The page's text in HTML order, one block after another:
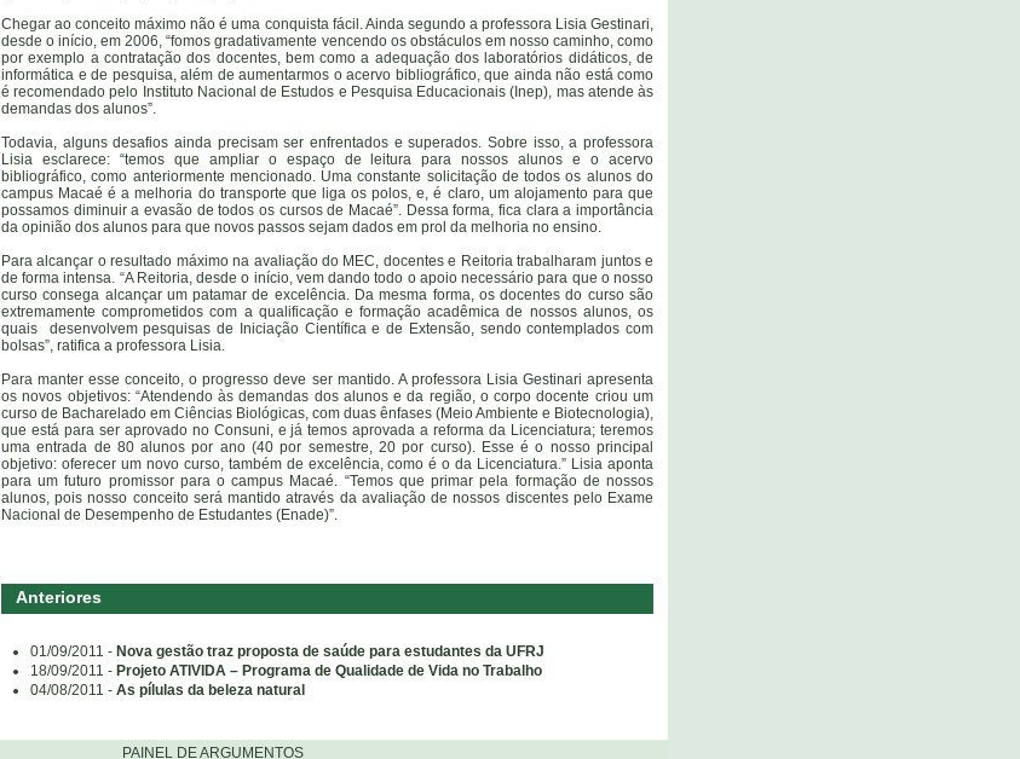
Chegar ao conceito máximo não é uma conquista fácil. Ainda segundo a professora Lisia Gestinari,
desde o início, em 2006, “fomos gradativamente vencendo os obstáculos em nosso caminho, como
por exemplo a contratação dos docentes, bem como a adequação dos laboratórios didáticos, de
informática e de pesquisa, além de aumentarmos o acervo bibliográfico, que ainda não está como
é recomendado pelo Instituto Nacional de Estudos e Pesquisa Educacionais (Inep), mas atende às
demandas dos alunos”.
Todavia, alguns desafios ainda precisam ser enfrentados e superados. Sobre isso, a professora
Lisia esclarece: “temos que ampliar o espaço de leitura para nossos alunos e o acervo
bibliográfico, como anteriormente mencionado. Uma constante solicitação de todos os alunos do
campus Macaé é a melhoria do transporte que liga os polos, e, é claro, um alojamento para que
possamos diminuir a evasão de todos os cursos de Macaé”. Dessa forma, fica clara a importância
da opinião dos alunos para que novos passos sejam dados em prol da melhoria no ensino.
Para alcançar o resultado máximo na avaliação do MEC, docentes e Reitoria trabalharam juntos e
de forma intensa. “A Reitoria, desde o início, vem dando todo o apoio necessário para que o nosso
curso consega alcançar um patamar de excelência. Da mesma forma, os docentes do curso são
extremamente comprometidos com a qualificação e formação acadêmica de nossos alunos, os
quais desenvolvem pesquisas de Iniciação Científica e de Extensão, sendo contemplados com
bolsas”, ratifica a professora Lisia.
Para manter esse conceito, o progresso deve ser mantido. A professora Lisia Gestinari apresenta
os novos objetivos: “Atendendo às demandas dos alunos e da região, o corpo docente criou um
curso de Bacharelado em Ciências Biológicas, com duas ênfases (Meio Ambiente e Biotecnologia),
que está para ser aprovado no Consuni, e já temos aprovada a reforma da Licenciatura; teremos
uma entrada de 80 alunos por ano (40 por semestre, 20 por curso). Esse é o nosso principal
objetivo: oferecer um novo curso, também de excelência, como é o da Licenciatura.” Lisia aponta
para um futuro promissor para o campus Macaé. “Temos que primar pela formação de nossos
alunos, pois nosso conceito será mantido através da avaliação de nossos discentes pelo Exame
Nacional de Desempenho de Estudantes (Enade)”.
Anteriores
01/09/2011 - Nova gestão traz proposta de saúde para estudantes da UFRJ
18/09/2011 - Projeto ATIVIDA – Programa de Qualidade de Vida no Trabalho
04/08/2011 - As pílulas da beleza natural
PAINEL DE ARGUMENTOS